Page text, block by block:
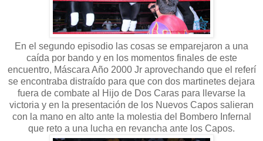
En el segundo episodio las cosas se emparejaron a una
caída por bando y en los momentos finales de este
encuentro, Máscara Año 2000 Jr aprovechando que el referí
se encontraba distraído para que con dos martinetes dejara
fuera de combate al Hijo de Dos Caras para llevarse la
victoria y en la presentación de los Nuevos Capos salieran
con la mano en alto ante la molestia del Bombero Infernal
que reto a una lucha en revancha ante los Capos.